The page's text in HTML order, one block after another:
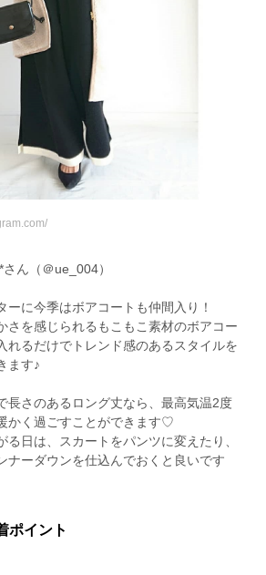
ん（＠ue_004）
ーに今季はボアコートも仲間入り！
さを感じられるもこもこ素材のボアコー
れるだけでトレンド感のあるスタイルを
ます♪
長さのあるロング丈なら、最高気温2度
かく過ごすことができます♡
る日は、スカートをパンツに変えたり、
ナーダウンを仕込んでおくと良いです
ポイント